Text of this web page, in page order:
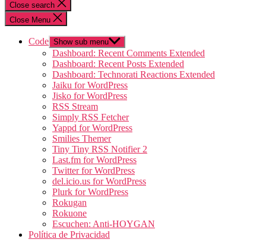
Close search
Close Menu
Code Show sub menu
Dashboard: Recent Comments Extended
Dashboard: Recent Posts Extended
Dashboard: Technorati Reactions Extended
Jaiku for WordPress
Jisko for WordPress
RSS Stream
Simply RSS Fetcher
Yappd for WordPress
Smilies Themer
Tiny Tiny RSS Notifier 2
Last.fm for WordPress
Twitter for WordPress
del.icio.us for WordPress
Plurk for WordPress
Rokugan
Rokuone
Escuchen: Anti-HOYGAN
Política de Privacidad